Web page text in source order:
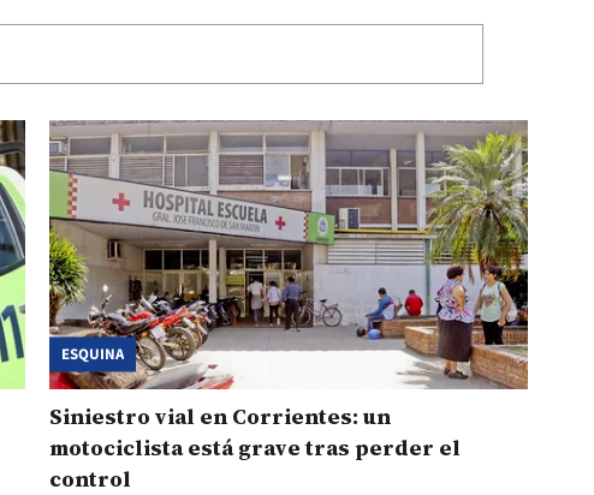
ESQUINA
Siniestro vial en Corrientes: un
motociclista está grave tras perder el
control